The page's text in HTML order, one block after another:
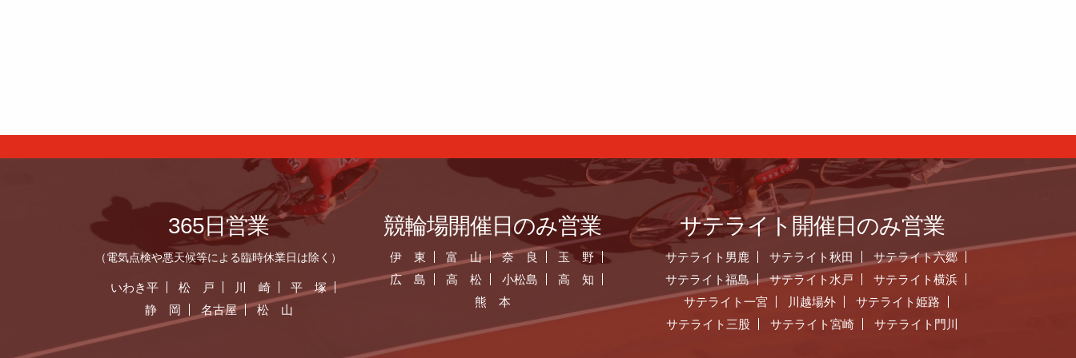
365日営業
（電気点検や悪天候等による臨時休業日は除く）
いわき平 松 戸 川 崎
平 塚
静 岡
名古屋 松 山
競輪場開催日のみ営業
伊 東 富 山 奈 良
玉 野
広 島
高 松 小松島
高 知
熊 本
サテライト開催日のみ営業
サテライト男鹿 サテライト秋田
サテライト六郷
サテライト福島
サテライト水戸
サテライト横浜
サテライト一宮
川越場外
サテライト姫路
サテライト三股
サテライト宮崎 サテライト門川